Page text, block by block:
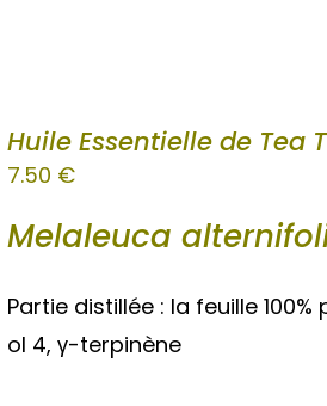
Huile Essentielle de Tea
7.50 €
Melaleuca
Partie distillée : la feuille
ol 4, γ-terpinène